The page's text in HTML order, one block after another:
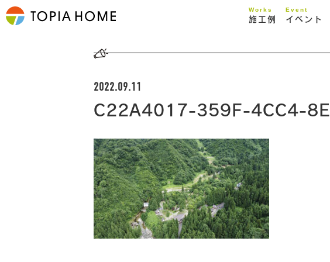
Works
施工例
Event
イベント
2022.09.11
C22A4017-359F-4CC4-